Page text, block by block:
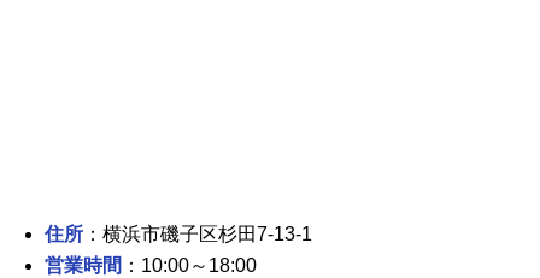
住所 ：横浜市磯子区杉田7-13-1
営業時間 ：10:00～18:00